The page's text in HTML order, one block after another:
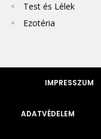
Test és Lélek
Ezotéria
IMPRESSZUM
ADATVÉDELEM